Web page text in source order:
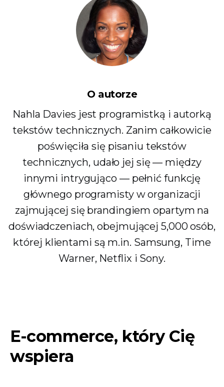
O autorze
Nahla Davies jest programistką i autorką
tekstów technicznych. Zanim całkowicie
poświęciła się pisaniu tekstów
technicznych, udało jej się — między
innymi intrygująco — pełnić funkcję
głównego programisty w organizacji
zajmującej się brandingiem opartym na
doświadczeniach, obejmującej 5,000 osób,
której klientami są m.in. Samsung, Time
Warner, Netflix i Sony.
E-commerce, który Cię
wspiera